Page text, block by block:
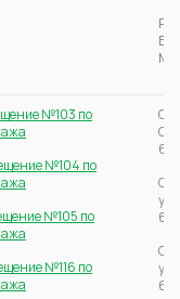
№103 по
№104 по
№105 по
№116 по